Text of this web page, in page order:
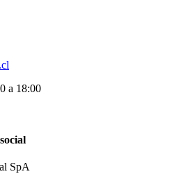
a 18:00
SpA